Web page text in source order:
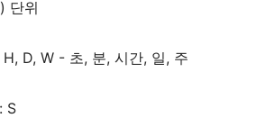
단위
W - 초, 분, 시간, 일, 주